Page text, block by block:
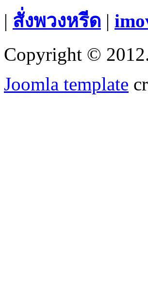
| สั่งพวงหรีด |
Copyright ©
Joomla template